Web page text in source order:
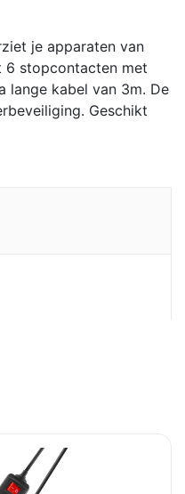
je apparaten van
6 stopcontacten met
lange kabel van 3m. De
Geschikt